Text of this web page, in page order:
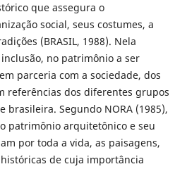
que assegura o
social, seus costumes, a
(BRASIL, 1988). Nela
no patrimônio a ser
parceria com a sociedade, dos
referências dos diferentes grupos
brasileira. Segundo NORA (1985),
patrimônio arquitetônico e seu
por toda a vida, as paisagens,
de cuja importância